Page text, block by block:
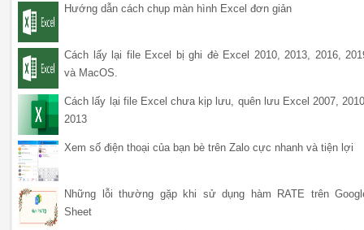
Hướng dẫn cách chụp màn hình Excel đơn giản
Cách lấy lại file Excel bị ghi đè Excel 2010, 2013, 2016,
và MacOS.
Cách lấy lại file Excel chưa kịp lưu, quên lưu Excel 2007,
2013
Xem số điện thoại của bạn bè trên Zalo cực nhanh và tiện lợi
Những lỗi thường gặp khi sử dụng hàm RATE trên
Sheet